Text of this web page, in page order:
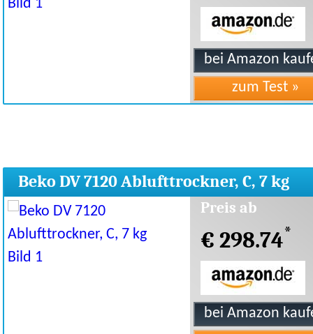
Beko DV 7120 Ablufttrockner, C, 7 kg
Preis ab
€ 298.74*